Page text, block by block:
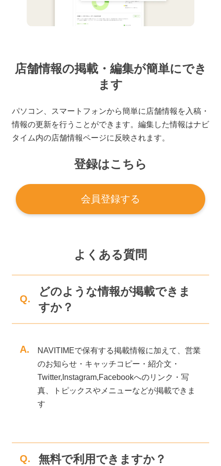
店舗情報の掲載・編集が簡単にでき
ます
パソコン、スマートフォンから簡単に店舗情報を入稿・
情報の更新を行うことができます。編集した情報はナビ
タイム内の店舗情報ページに反映されます。
登録はこちら
会員登録する
よくある質問
Q.
どのような情報が掲載できま
すか？
A.
NAVITIMEで保有する掲載情報に加えて、営業
のお知らせ・キャッチコピー・紹介文・
Twitter,Instagram,Facebookへのリンク・写
真、トピックスやメニューなどが掲載できま
す
Q. 無料で利用できますか？